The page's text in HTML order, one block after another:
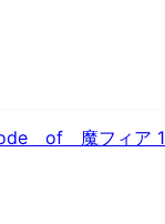
of 魔フィア 1